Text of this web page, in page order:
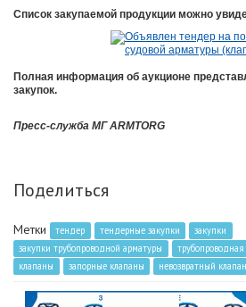
Список закупаемой продукции можно
Полная информация об аукционе
закупок.
Пресс-служба МГ ARMTORG
Поделиться
Метки тендер тендерные закупки
закупки
закупки трубопроводной арматуры
трубопроводная
клапаны
запорные клапаны невозвратный клапан